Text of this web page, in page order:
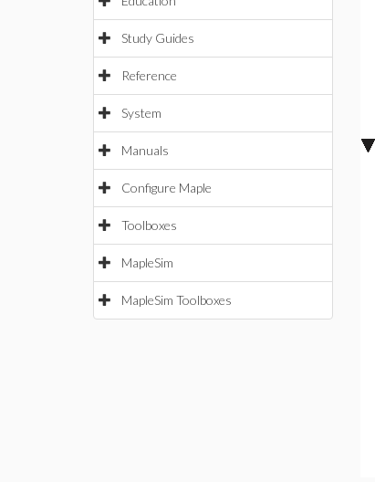
Study Guides
Reference
System
Manuals
Configure Maple
Toolboxes
MapleSim
MapleSim Toolboxes